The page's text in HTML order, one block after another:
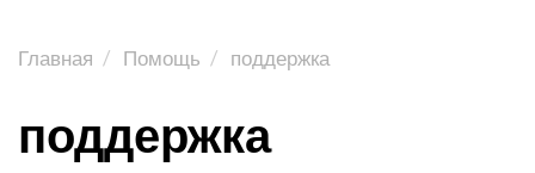
Главная Помощь поддержка
поддержка